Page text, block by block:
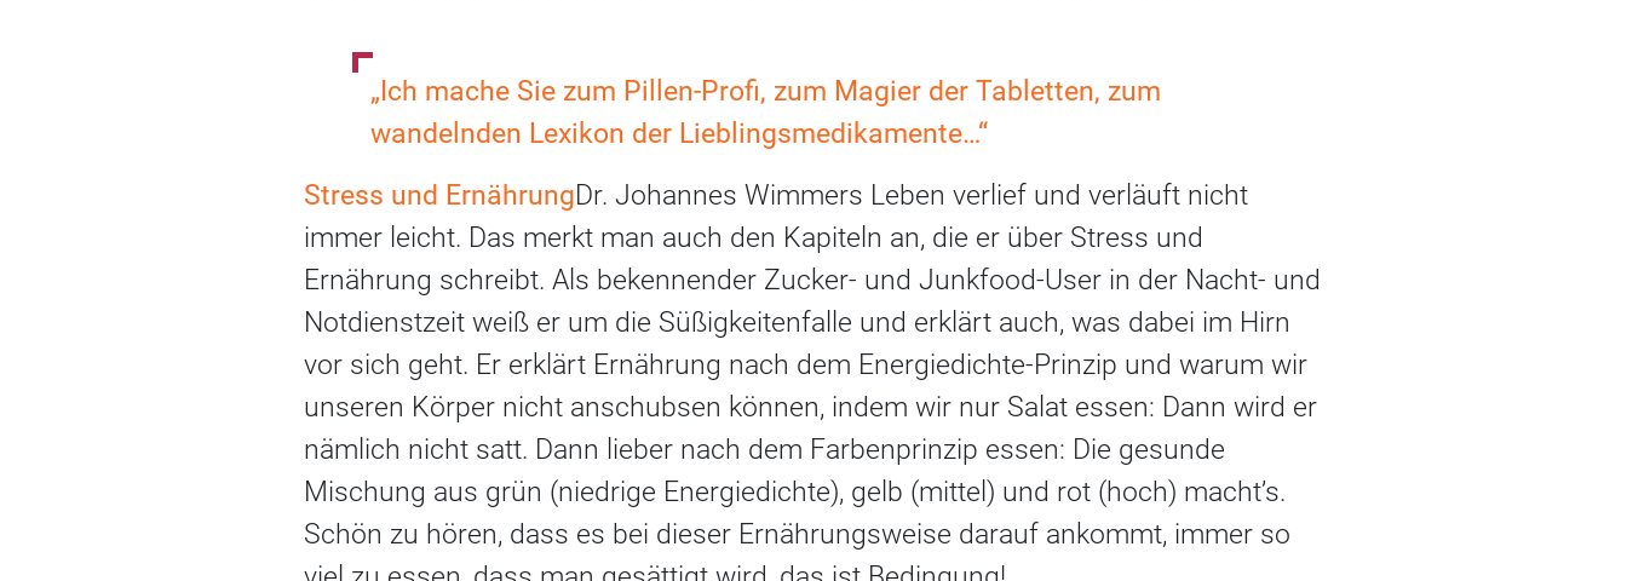
„Ich mache Sie zum Pillen-Profi, zum Magier der Tabletten, zum
wandelnden Lexikon der Lieblingsmedikamente…“
Stress und ErnährungDr. Johannes Wimmers Leben verlief und verläuft nicht
immer leicht. Das merkt man auch den Kapiteln an, die er über Stress und
Ernährung schreibt. Als bekennender Zucker- und Junkfood-User in der Nacht- und
Notdienstzeit weiß er um die Süßigkeitenfalle und erklärt auch, was dabei im Hirn
vor sich geht. Er erklärt Ernährung nach dem Energiedichte-Prinzip und warum wir
unseren Körper nicht anschubsen können, indem wir nur Salat essen: Dann wird er
nämlich nicht satt. Dann lieber nach dem Farbenprinzip essen: Die gesunde
Mischung aus grün (niedrige Energiedichte), gelb (mittel) und rot (hoch) macht’s.
Schön zu hören, dass es bei dieser Ernährungsweise darauf ankommt, immer so